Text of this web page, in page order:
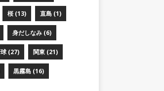
桜 (13) 直島 (1)
身だしなみ (6)
(27) 関東 (21)
黒霧島 (16)